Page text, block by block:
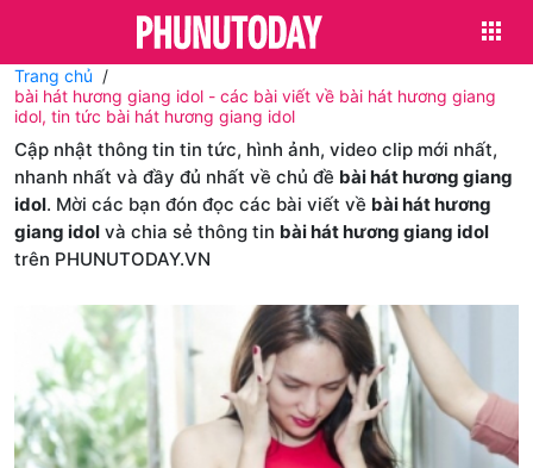
Trang chủ
bài hát hương giang idol - các bài viết về bài hát hương giang
idol, tin tức bài hát hương giang idol
Cập nhật thông tin tin tức, hình ảnh, video clip mới nhất,
nhanh nhất và đầy đủ nhất về chủ đề bài hát hương giang
idol. Mời các bạn đón đọc các bài viết về bài hát hương
giang idol và chia sẻ thông tin bài hát hương giang idol
trên PHUNUTODAY.VN